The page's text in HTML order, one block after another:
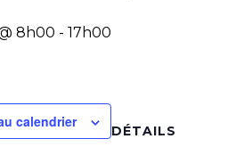
8h00 - 17h00
calendrier
DÉTAILS